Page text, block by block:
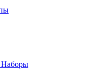
Наборы